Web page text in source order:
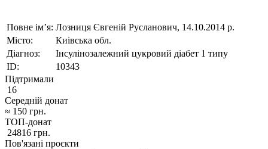
Повне ім’я: Лозниця Євгеній Русланович, 14.10.2014 р.
Місто:
Киівська обл.
Діагноз:
Інсулінозалежний цукровий діабет 1 типу
ID:
10343
Підтримали
16
Середній донат
≈ 150 грн.
ТОП-донат
24816 грн.
Пов'язані проєкти